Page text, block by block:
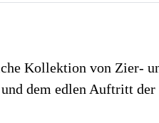
Kollektion von Zier-
dem edlen Auftritt